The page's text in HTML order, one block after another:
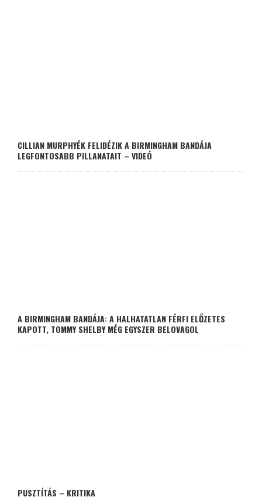
CILLIAN MURPHYÉK FELIDÉZIK A BIRMINGHAM BANDÁJA
LEGFONTOSABB PILLANATAIT – VIDEÓ
A BIRMINGHAM BANDÁJA: A HALHATATLAN FÉRFI ELŐZETES
KAPOTT, TOMMY SHELBY MÉG EGYSZER BELOVAGOL
PUSZTÍTÁS – KRITIKA